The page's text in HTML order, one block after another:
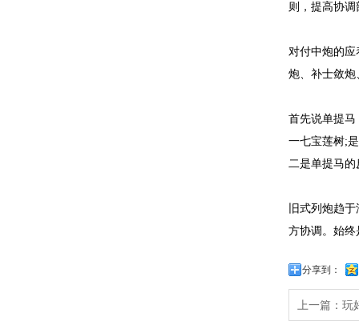
则，提高协
对付中炮的
炮、补士敛
首先说单提
一七宝莲树;
二是单提马
旧式列炮趋
方协调。始
分享到：
上一篇： 玩